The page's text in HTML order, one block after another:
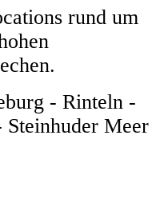
rund um
- Rinteln -
Meer